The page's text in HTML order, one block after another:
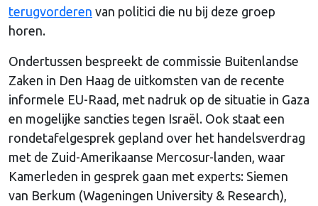
terugvorderen van politici die nu bij deze groep
horen.
Ondertussen bespreekt de commissie Buitenlandse
Zaken in Den Haag de uitkomsten van de recente
informele EU-Raad, met nadruk op de situatie in Gaza
en mogelijke sancties tegen Israël. Ook staat een
rondetafelgesprek gepland over het handelsverdrag
met de Zuid-Amerikaanse Mercosur-landen, waar
Kamerleden in gesprek gaan met experts: Siemen
van Berkum (Wageningen University & Research),